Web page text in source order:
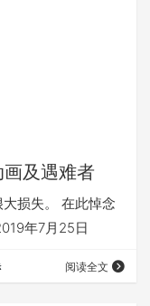
及遇难者
损失。 在此悼念
年7月25日
阅读全文